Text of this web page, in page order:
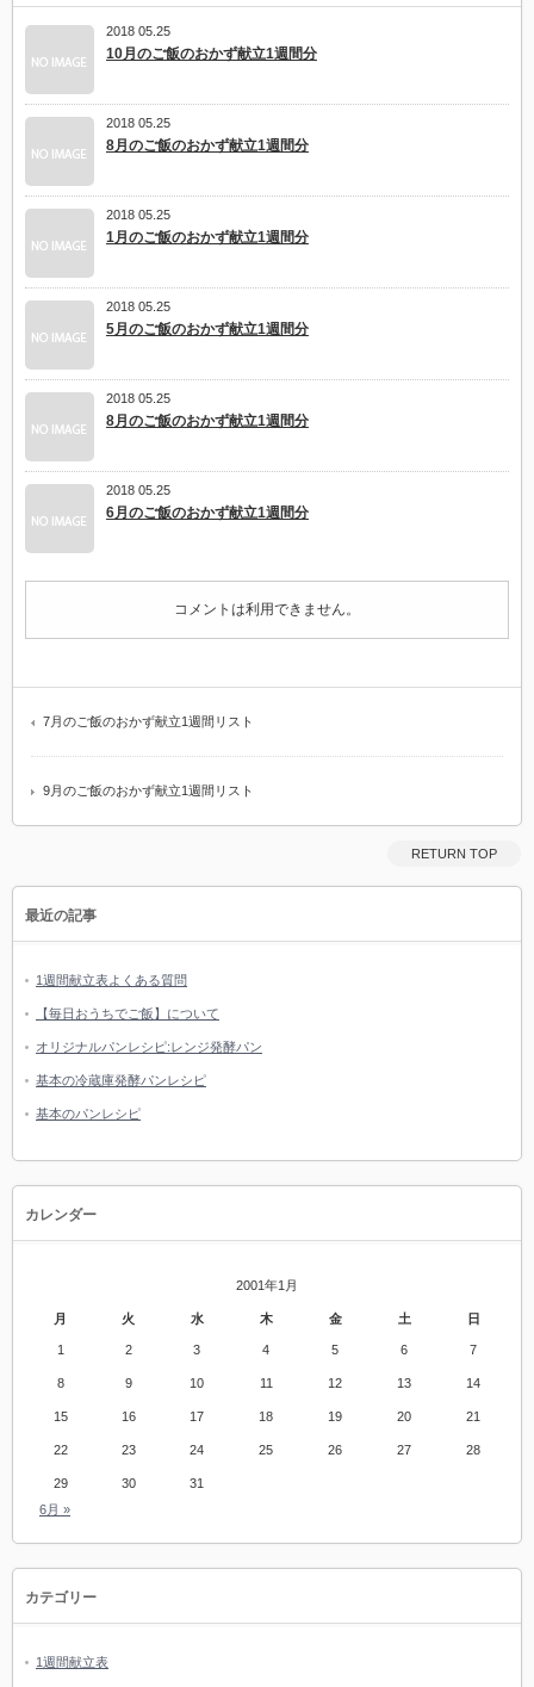
ト
2018 05.25
10月のご飯のおかず献立1週間分
2018 05.25
8月のご飯のおかず献立1週間分
2018 05.25
1月のご飯のおかず献立1週間分
2018 05.25
5月のご飯のおかず献立1週間分
2018 05.25
8月のご飯のおかず献立1週間分
2018 05.25
6月のご飯のおかず献立1週間分
コメントは利用できません。
7月のご飯のおかず献立1週間リスト
9月のご飯のおかず献立1週間リスト
RETURN TOP
最近の記事
1週間献立表よくある質問
【毎日おうちでご飯】について
オリジナルパンレシピ:レンジ発酵パン
基本の冷蔵庫発酵パンレシピ
基本のパンレシピ
カレンダー
2001年1月
月 火 水 木 金 土 日
1 2 3 4 5 6 7
8 9 10 11 12 13 14
15 16 17 18 19 20 21
22 23 24 25 26 27 28
29 30
31
6月 »
カテゴリー
1週間献立表